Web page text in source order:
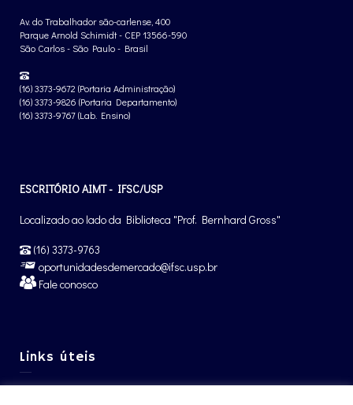
Av. do Trabalhador são-carlense, 400
Parque Arnold Schimidt - CEP 13566-590
São Carlos - São Paulo - Brasil
(16) 3373-9672 (Portaria Administração)
(16) 3373-9826 (Portaria Departamento)
(16) 3373-9767 (Lab. Ensino)
ESCRITÓRIO AIMT - IFSC/USP
Localizado ao lado da Biblioteca "Prof. Bernhard Gross"
(16) 3373-9763
oportunidadesdemercado@ifsc.usp.br
Fale conosco
Links úteis